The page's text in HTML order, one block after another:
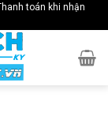
toán khi nhận